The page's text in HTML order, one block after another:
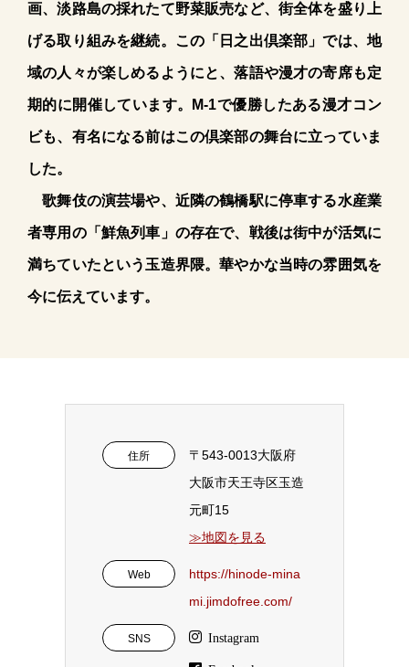
画、淡路島の採れたて野菜販売など、街全体を盛り上
げる取り組みを継続。この「日之出倶楽部」では、地
域の人々が楽しめるようにと、落語や漫才の寄席も定
期的に開催しています。M-1で優勝したある漫才コン
ビも、有名になる前はこの倶楽部の舞台に立っていま
した。
歌舞伎の演芸場や、近隣の鶴橋駅に停車する水産業
者専用の「鮮魚列車」の存在で、戦後は街中が活気に
満ちていたという玉造界隈。華やかな当時の雰囲気を
今に伝えています。
住所
〒543-0013大阪府
大阪市天王寺区玉造
元町15
≫地図を見る
Web
https://hinode-mina
mi.jimdofree.com/
SNS